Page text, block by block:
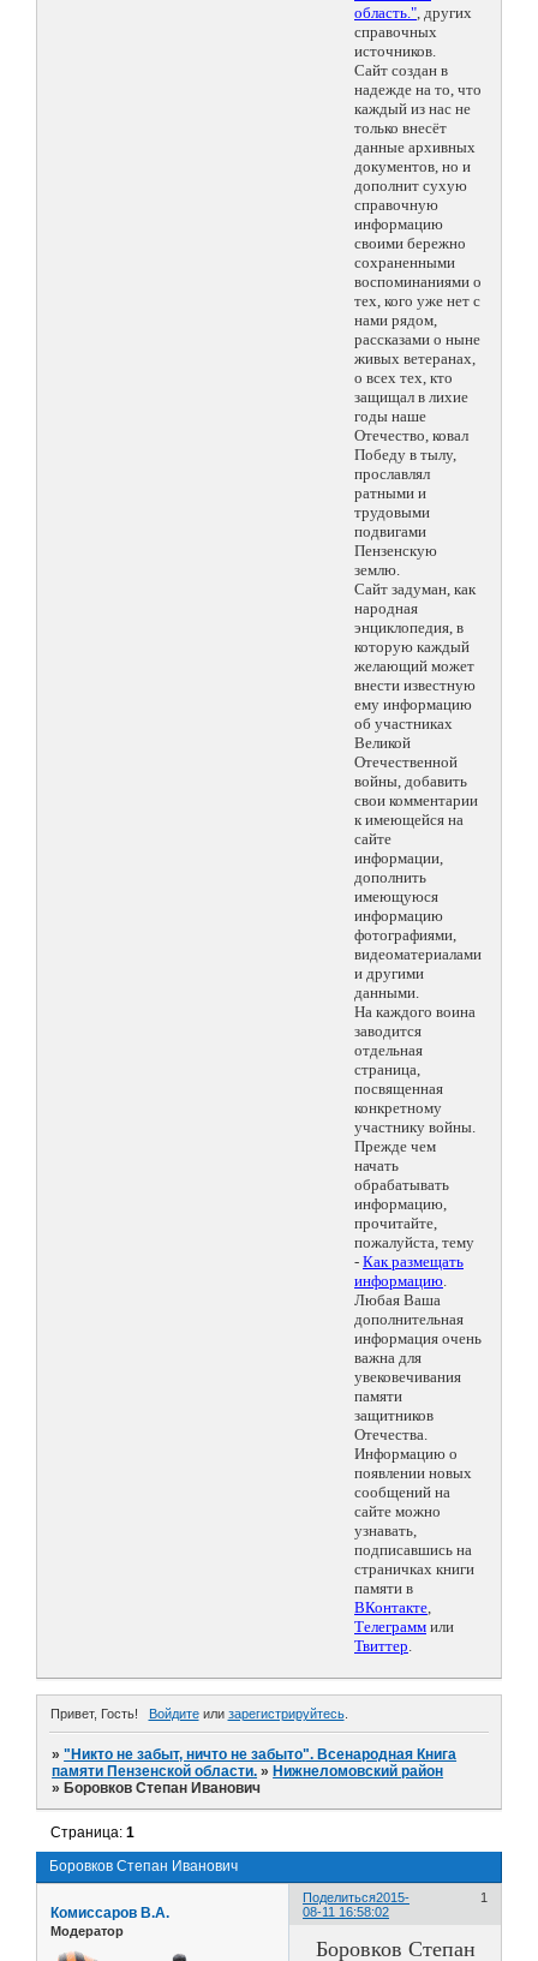
область.", других
справочных
источников.
Сайт создан в
надежде на то, что
каждый из нас не
только внесёт
данные архивных
документов, но и
дополнит сухую
справочную
информацию
своими бережно
сохраненными
воспоминаниями о
тех, кого уже нет с
нами рядом,
рассказами о ныне
живых ветеранах,
о всех тех, кто
защищал в лихие
годы наше
Отечество, ковал
Победу в тылу,
прославлял
ратными и
трудовыми
подвигами
Пензенскую
землю.
Сайт задуман, как
народная
энциклопедия, в
которую каждый
желающий может
внести известную
ему информацию
об участниках
Великой
Отечественной
войны, добавить
свои комментарии
к имеющейся на
сайте
информации,
дополнить
имеющуюся
информацию
фотографиями,
видеоматериалами
и другими
данными.
На каждого воина
заводится
отдельная
страница,
посвященная
конкретному
участнику войны.
Прежде чем
начать
обрабатывать
информацию,
прочитайте,
пожалуйста, тему
- Как размещать
информацию.
Любая Ваша
дополнительная
информация очень
важна для
увековечивания
памяти
защитников
Отечества.
Информацию о
появлении новых
сообщений на
сайте можно
узнавать,
подписавшись на
страничках книги
памяти в
ВКонтакте,
Телеграмм или
Твиттер.
Привет, Гость! Войдитеили зарегистрируйтесь.
»"Никто не забыт, ничто не забыто". Всенародная Книга
памяти Пензенской области. » Нижнеломовский район
» Боровков Степан Иванович
Боровков Степан Иванович
Страница:1
Поделиться 1
2015-
08-11 16:58:02
Комиссаров В.А.
Модератор
Боровков Степан